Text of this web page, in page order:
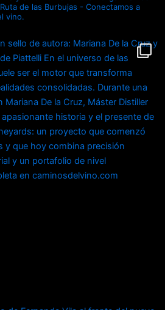
de las Burbujas - Conectamos a
vino.